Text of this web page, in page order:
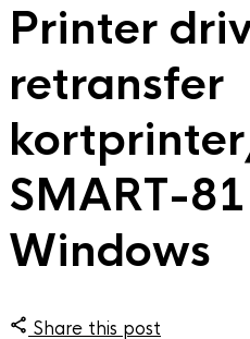
Printer
retransfer
SMART-
Windows
Share this post